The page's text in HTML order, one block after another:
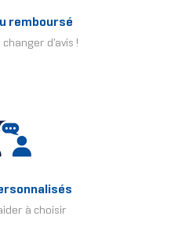
remboursé
d'avis !
à choisir